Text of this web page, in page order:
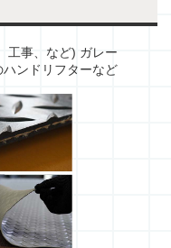
工事、など) ガレー
ンドリフターなど